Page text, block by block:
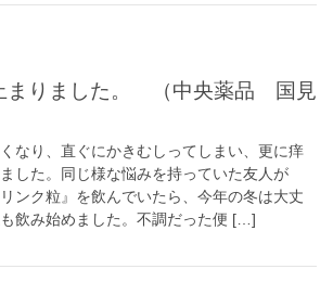
なり、直ぐにかきむしってしまい、更に痒
した。同じ様な悩みを持っていた友人が
ンク粒』を飲んでいたら、今年の冬は大丈
飲み始めました。不調だった便 […]